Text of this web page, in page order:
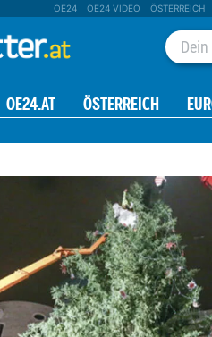
OE24 OE24 VIDEO ÖSTERREICH
OE24.AT ÖSTERREICH